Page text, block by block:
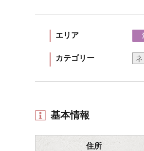
エリア
カテゴリー
基本情報
住所